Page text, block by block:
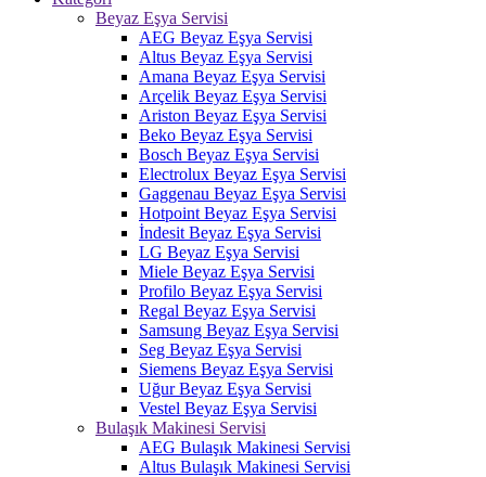
Beyaz Eşya Servisi
AEG Beyaz Eşya Servisi
Altus Beyaz Eşya Servisi
Amana Beyaz Eşya Servisi
Arçelik Beyaz Eşya Servisi
Ariston Beyaz Eşya Servisi
Beko Beyaz Eşya Servisi
Bosch Beyaz Eşya Servisi
Electrolux Beyaz Eşya Servisi
Gaggenau Beyaz Eşya Servisi
Hotpoint Beyaz Eşya Servisi
İndesit Beyaz Eşya Servisi
LG Beyaz Eşya Servisi
Miele Beyaz Eşya Servisi
Profilo Beyaz Eşya Servisi
Regal Beyaz Eşya Servisi
Samsung Beyaz Eşya Servisi
Seg Beyaz Eşya Servisi
Siemens Beyaz Eşya Servisi
Uğur Beyaz Eşya Servisi
Vestel Beyaz Eşya Servisi
Bulaşık Makinesi Servisi
AEG Bulaşık Makinesi Servisi
Altus Bulaşık Makinesi Servisi